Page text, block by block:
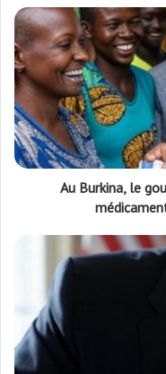
Au Burkina, le